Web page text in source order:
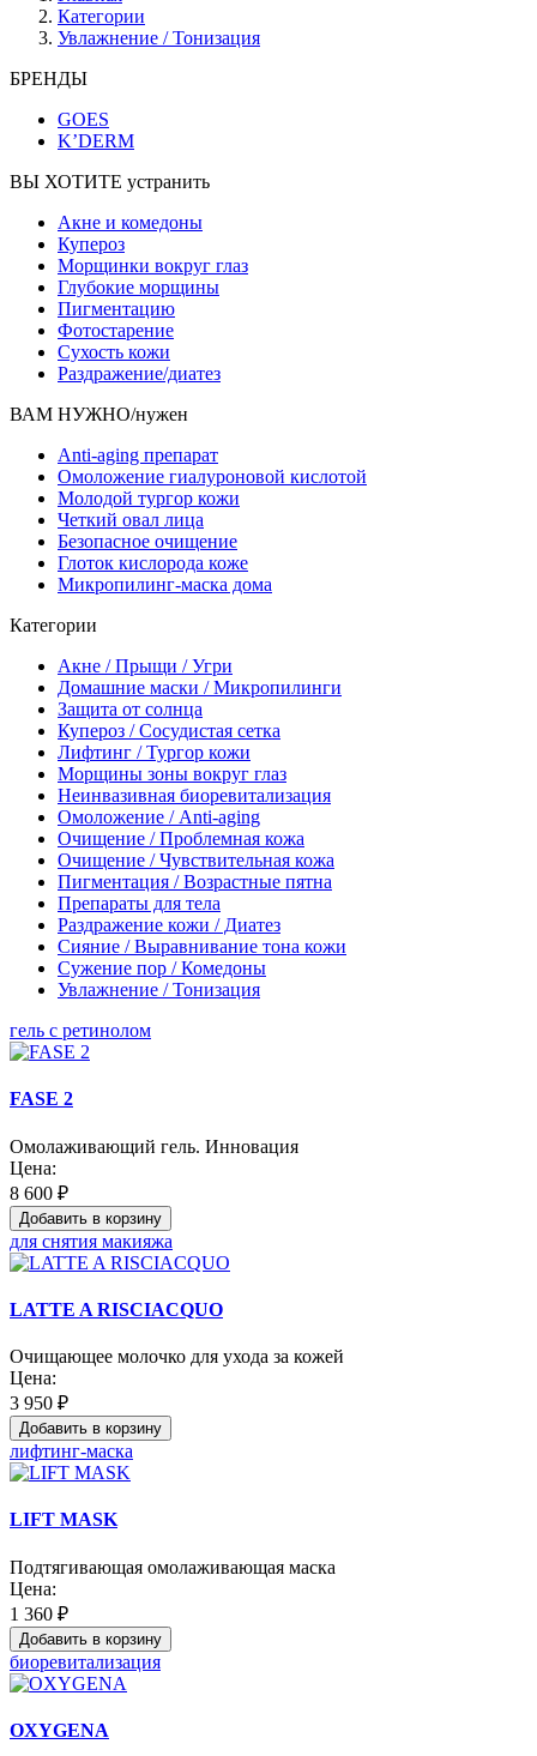
Категории
Увлажнение / Тонизация
БРЕНДЫ
GOES
K’DERM
ВЫ ХОТИТЕ устранить
Акне и комедоны
Купероз
Морщинки вокруг глаз
Глубокие морщины
Пигментацию
Фотостарение
Сухость кожи
Раздражение/диатез
ВАМ НУЖНО/нужен
Anti-aging препарат
Омоложение гиалуроновой кислотой
Молодой тургор кожи
Четкий овал лица
Безопасное очищение
Глоток кислорода коже
Микропилинг-маска дома
Категории
Акне / Прыщи / Угри
Домашние маски / Микропилинги
Защита от солнца
Купероз / Сосудистая сетка
Лифтинг / Тургор кожи
Морщины зоны вокруг глаз
Неинвазивная биоревитализация
Омоложение / Anti-aging
Очищение / Проблемная кожа
Очищение / Чувствительная кожа
Пигментация / Возрастные пятна
Препараты для тела
Раздражение кожи / Диатез
Сияние / Выравнивание тона кожи
Сужение пор / Комедоны
Увлажнение / Тонизация
гель c ретинолом
FASE 2
Омолаживающий гель. Инновация
Цена:
8 600 ₽
Добавить в корзину
для снятия макияжа
LATTE A RISCIACQUO
Очищающее молочко для ухода за кожей
Цена:
3 950 ₽
Добавить в корзину
лифтинг-маска
LIFT MASK
Подтягивающая омолаживающая маска
Цена:
1 360 ₽
Добавить в корзину
биоревитализация
OXYGENA